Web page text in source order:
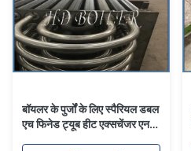
बॉयलर के पुर्जों के लिए स्पैरियल डबल
एच फिनेड ट्यूब हीट एक्सचेंजर एनर्जी